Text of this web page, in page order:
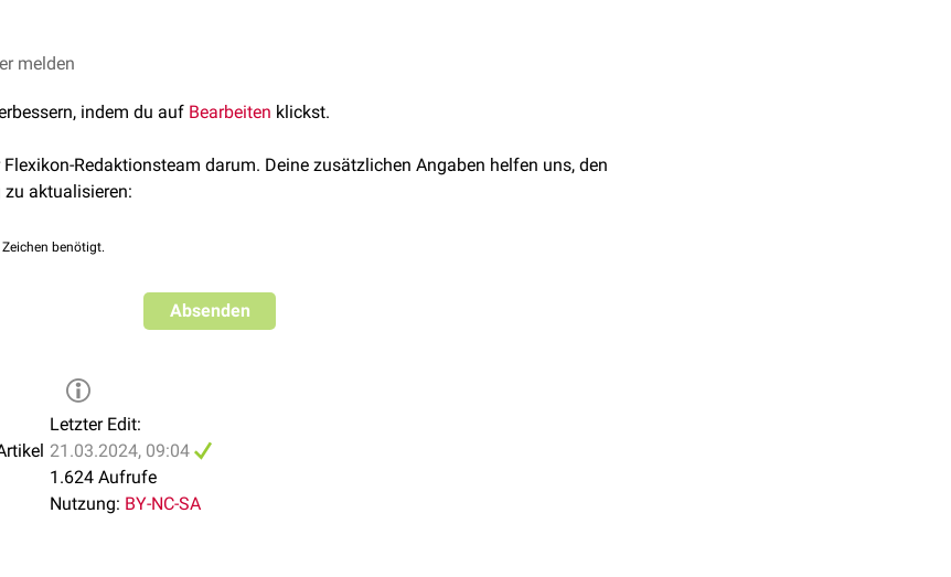
melden
indem du auf Bearbeiten klickst.
Redaktionsteam darum. Deine zusätzlichen Angaben helfen uns, den
aktualisieren:
benötigt.
Absenden
Letzter Edit:
21.03.2024, 09:04
1.624 Aufrufe
Nutzung: BY-NC-SA